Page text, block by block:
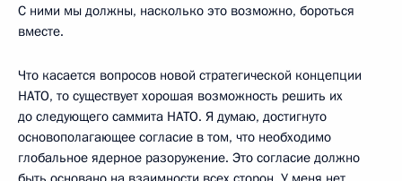
С ними мы должны, насколько это возможно, бороться
вместе.
Что касается вопросов новой стратегической концепции
НАТО, то существует хорошая возможность решить их
до следующего саммита НАТО. Я думаю, достигнуто
основополагающее согласие в том, что необходимо
глобальное ядерное разоружение. Это согласие должно